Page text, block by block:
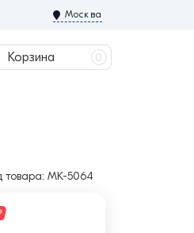
Москва
Корзина 0
товара: MK-5064